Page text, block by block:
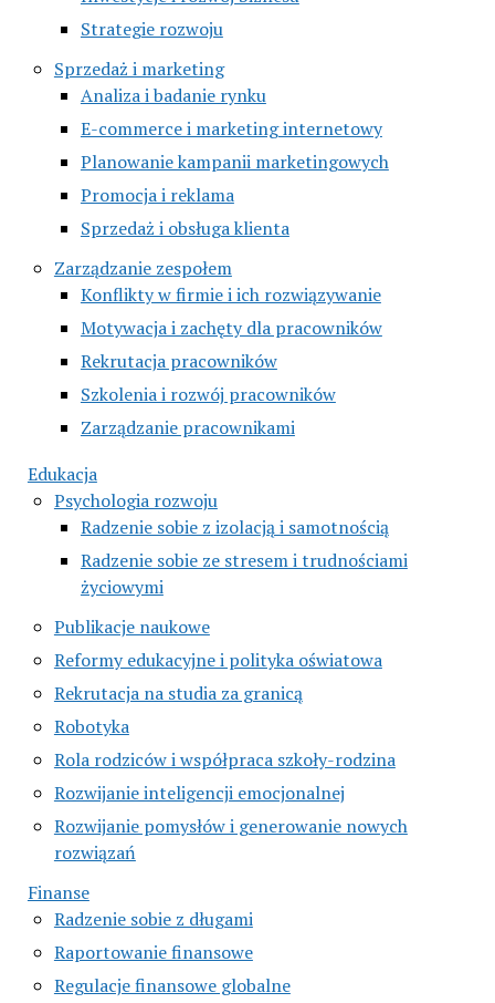
Strategie rozwoju
Sprzedaż i marketing
Analiza i badanie rynku
E-commerce i marketing internetowy
Planowanie kampanii marketingowych
Promocja i reklama
Sprzedaż i obsługa klienta
Zarządzanie zespołem
Konflikty w firmie i ich rozwiązywanie
Motywacja i zachęty dla pracowników
Rekrutacja pracowników
Szkolenia i rozwój pracowników
Zarządzanie pracownikami
Edukacja
Psychologia rozwoju
Radzenie sobie z izolacją i samotnością
Radzenie sobie ze stresem i trudnościami
życiowymi
Publikacje naukowe
Reformy edukacyjne i polityka oświatowa
Rekrutacja na studia za granicą
Robotyka
Rola rodziców i współpraca szkoły-rodzina
Rozwijanie inteligencji emocjonalnej
Rozwijanie pomysłów i generowanie nowych
rozwiązań
Finanse
Radzenie sobie z długami
Raportowanie finansowe
Regulacje finansowe globalne